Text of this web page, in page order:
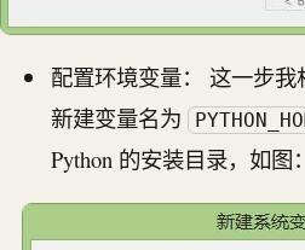
配置环境变量： 这一步我
新建变量名为
Python 的安装目录，如图：